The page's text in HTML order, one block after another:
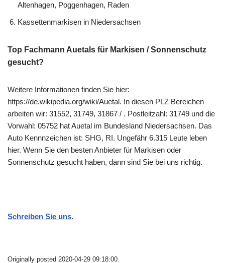
Altenhagen, Poggenhagen, Raden
Kassettenmarkisen in Niedersachsen
Top Fachmann Auetals für Markisen / Sonnenschutz
gesucht?
Weitere Informationen finden Sie hier:
https://de.wikipedia.org/wiki/Auetal. In diesen PLZ Bereichen
arbeiten wir: 31552, 31749, 31867 / . Postleitzahl: 31749 und die
Vorwahl: 05752 hat Auetal im Bundesland Niedersachsen. Das
Auto Kennnzeichen ist: SHG, RI. Ungefähr 6.315 Leute leben
hier. Wenn Sie den besten Anbieter für Markisen oder
Sonnenschutz gesucht haben, dann sind Sie bei uns richtig.
Schreiben Sie uns.
Originally posted 2020-04-29 09:18:00.